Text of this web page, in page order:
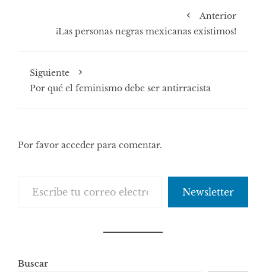
Anterior
¡Las personas negras mexicanas existimos!
Siguiente
Por qué el feminismo debe ser antirracista
Por favor acceder para comentar.
Newsletter
Buscar